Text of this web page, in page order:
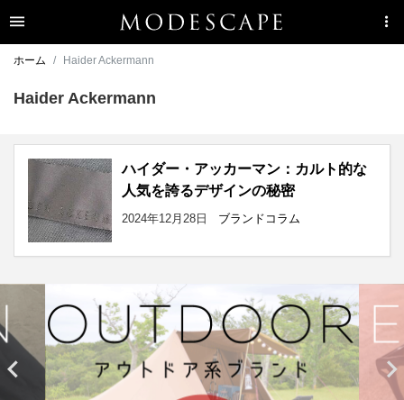
ホーム Haider Ackermann
Haider Ackermann
ハイダー・アッカーマン：カルト的な
人気を誇るデザインの秘密
2024年12月28日 ブランドコラム
 